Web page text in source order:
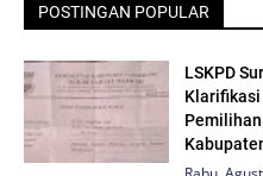
POSTINGAN POPULAR
LSKPD
Klarifikasi